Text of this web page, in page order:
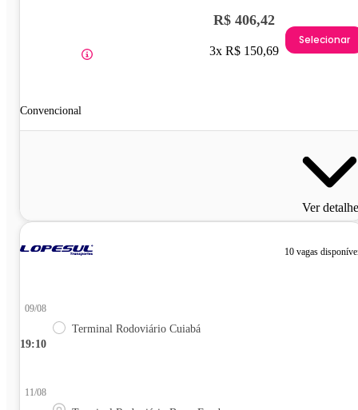
Convencional
R$ 406,42
3x R$ 150,69
Selecionar
Ver
10 vagas
19:10
09/08
Terminal Rodoviário Cuiabá
11/08